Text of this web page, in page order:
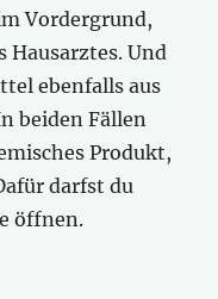
Vordergrund,
Hausarztes. Und
ebenfalls aus
beiden Fällen
Produkt,
darfst du
öffnen.